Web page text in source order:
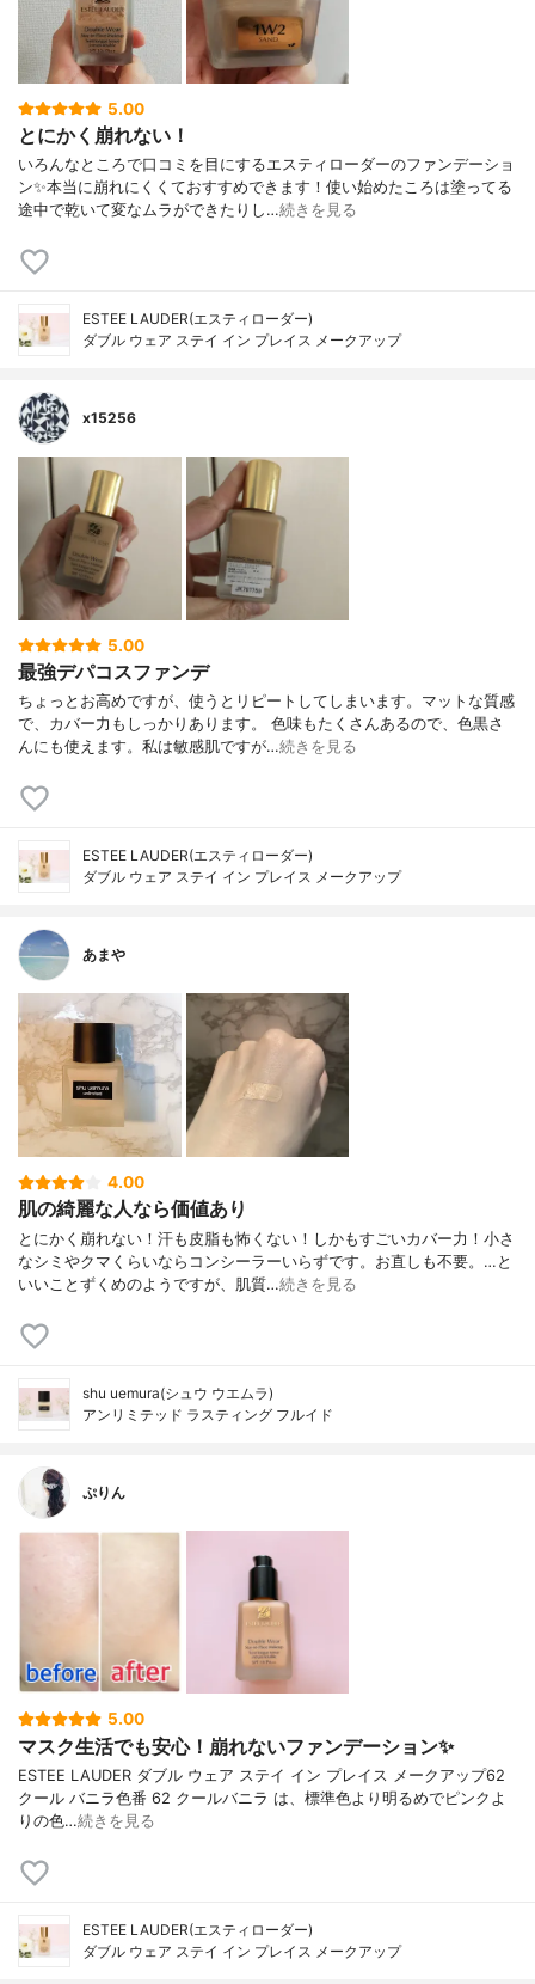
5.00
とにかく崩れない！
いろんなところで口コミを目にするエスティローダーのファンデーショ
ン✨本当に崩れにくくておすすめできます！使い始めたころは塗ってる
途中で乾いて変なムラができたりし…続きを見る
ESTEE LAUDER(エスティローダー)
ダブル ウェア ステイ イン プレイス メークアップ
x15256
5.00
最強デパコスファンデ
ちょっとお高めですが、使うとリピートしてしまいます。マットな質感
で、カバー力もしっかりあります。 色味もたくさんあるので、色黒さ
んにも使えます。私は敏感肌ですが…続きを見る
ESTEE LAUDER(エスティローダー)
ダブル ウェア ステイ イン プレイス メークアップ
あまや
4.00
肌の綺麗な人なら価値あり
とにかく崩れない！汗も皮脂も怖くない！しかもすごいカバー力！小さ
なシミやクマくらいならコンシーラーいらずです。お直しも不要。…と
いいことずくめのようですが、肌質…続きを見る
shu uemura(シュウ ウエムラ)
アンリミテッド ラスティング フルイド
ぷりん
5.00
マスク生活でも安心！崩れないファンデーション✨
ESTEE LAUDER ダブル ウェア ステイ イン プレイス メークアップ62
クール バニラ色番 62 クールバニラ は、標準色より明るめでピンクよ
りの色…続きを見る
ESTEE LAUDER(エスティローダー)
ダブル ウェア ステイ イン プレイス メークアップ